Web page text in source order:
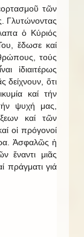
τῶν
Γλυτώνοντας
ὁ Κύριός
ἔδωσε καί
τούς
ἰδιαιτέρως
δείχνουν, ὅτι
καί τήν
ψυχή μας,
καί τῶν
οἱ πρόγονοί
Ἀσφαλῶς ἡ
ἔναντι μιᾶς
πράγματι γιά